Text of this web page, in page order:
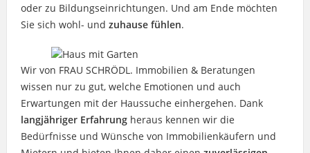
oder zu Bildungseinrichtungen. Und am Ende möchten
Sie sich wohl- und zuhause fühlen.
Wir von FRAU SCHRÖDL. Immobilien & Beratungen
wissen nur zu gut, welche Emotionen und auch
Erwartungen mit der Haussuche einhergehen. Dank
langjähriger Erfahrungheraus kennen wir die
Bedürfnisse und Wünsche von Immobilienkäufern und